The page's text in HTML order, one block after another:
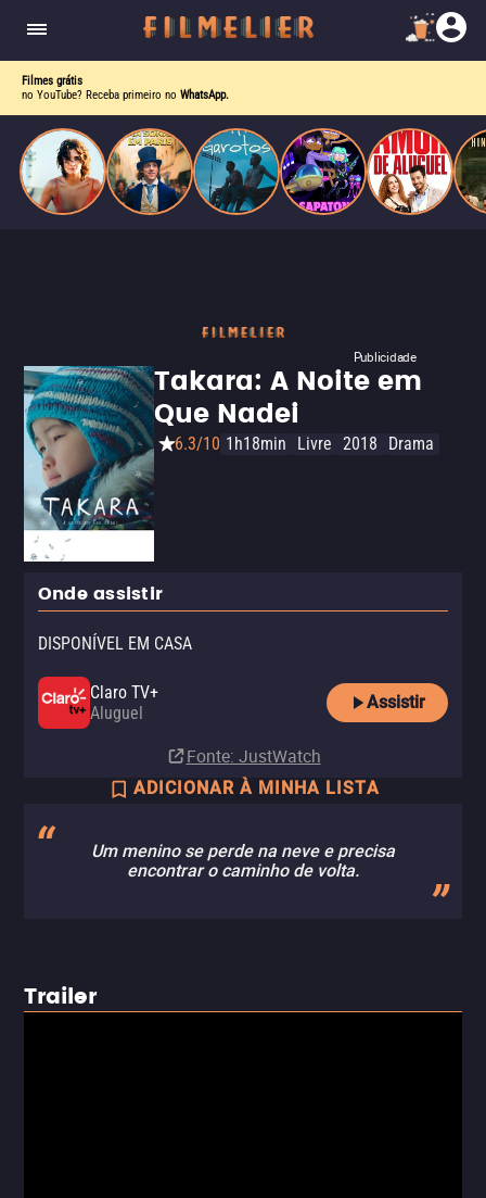
Filmes grátis
no YouTube? Receba primeiro no WhatsApp.
Publicidade
Takara: A Noite em
Que Nadei
6.3/10 1h18min Livre 2018 Drama
Onde assistir
DISPONÍVEL EM CASA
Claro TV+
Aluguel
Assistir
Fonte: JustWatch
ADICIONAR À MINHA LISTA
Um menino se perde na neve e precisa
encontrar o caminho de volta.
Trailer
escrevia e a vida real começa a desaparecer.